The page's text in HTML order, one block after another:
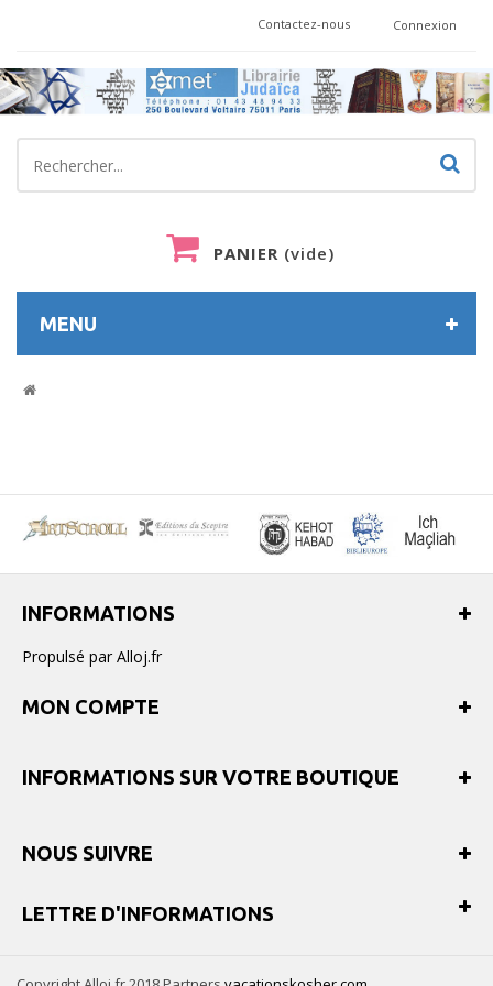
Connexion
Contactez-nous
PANIER (vide)
MENU
INFORMATIONS
Propulsé par Alloj.fr
MON COMPTE
INFORMATIONS SUR VOTRE BOUTIQUE
NOUS SUIVRE
LETTRE D'INFORMATIONS